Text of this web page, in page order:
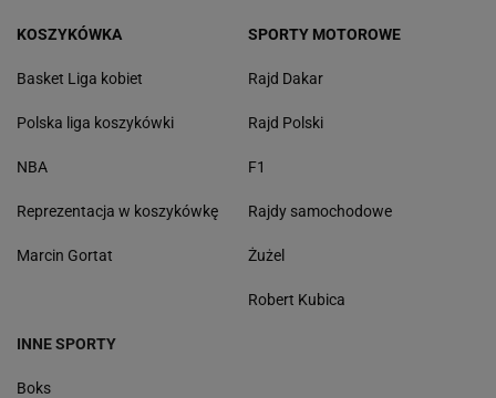
KOSZYKÓWKA
Basket Liga kobiet
Polska liga koszykówki
NBA
Reprezentacja w koszykówkę
Marcin Gortat
SPORTY MOTOROWE
Rajd Dakar
Rajd Polski
F1
Rajdy samochodowe
Żużel
Robert Kubica
INNE SPORTY
Boks